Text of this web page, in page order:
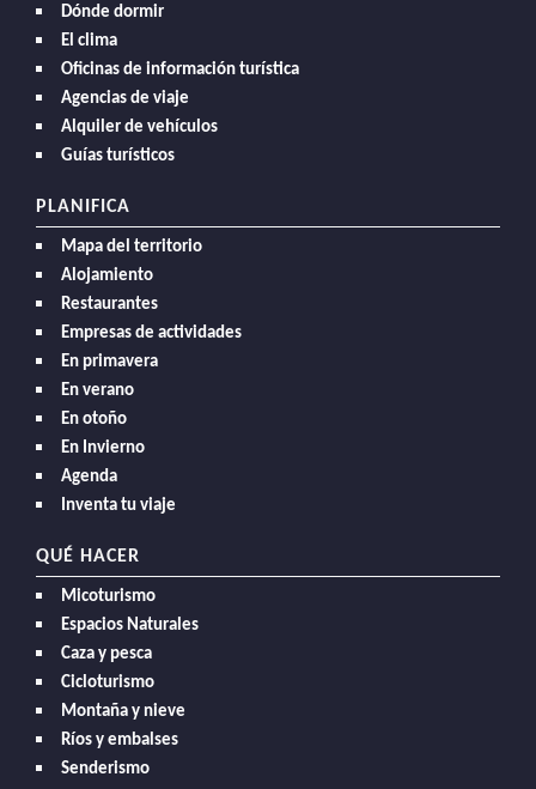
Dónde dormir
El clima
Oficinas de información turística
Agencias de viaje
Alquiler de vehículos
Guías turísticos
PLANIFICA
Mapa del territorio
Alojamiento
Restaurantes
Empresas de actividades
En primavera
En verano
En otoño
En Invierno
Agenda
Inventa tu viaje
QUÉ HACER
Micoturismo
Espacios Naturales
Caza y pesca
Cicloturismo
Montaña y nieve
Ríos y embalses
Senderismo